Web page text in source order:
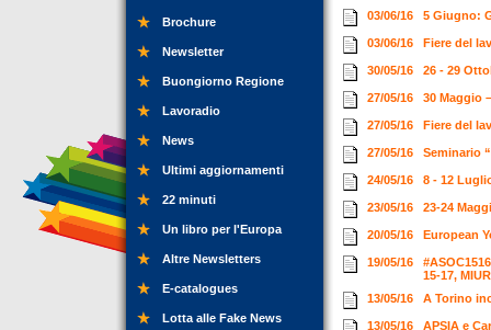
Brochure
Newsletter
Buongiorno Regione
Lavoradio
News
Ultimi aggiornamenti
22 minuti
Un libro per l'Europa
Altre Newsletters
E-catalogues
Lotta alle Fake News
03/06/16 5 Giugno:
03/06/16 Fiere del
30/05/16 26 - 29
27/05/16 30 Maggio
27/05/16 Fiere del
27/05/16 Seminario
24/05/16 8 - 12
23/05/16 23-24
20/05/16 European
19/05/16
15-17,
13/05/16
A Torino
13/05/16 APSIA e